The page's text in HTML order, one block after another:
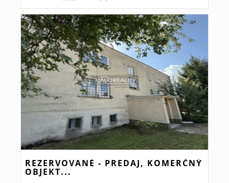
REZERVOVANÉ - PREDAJ, KOMERČNÝ
OBJEKT...